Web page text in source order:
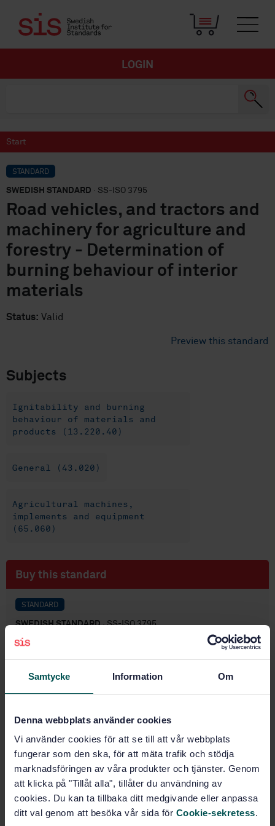
Samtycke Information Om
Denna webbplats använder cookies
Vi använder cookies för att se till att vår webbplats
fungerar som den ska, för att mäta trafik och stödja
marknadsföringen av våra produkter och tjänster. Genom
att klicka på "Tillåt alla", tillåter du användning av
cookies. Du kan ta tillbaka ditt medgivande eller anpassa
ditt val genom att besöka vår sida för Cookie-sekretess.
LOGIN
Start
STANDARD
SWEDISH STANDARD · SS-ISO 3795
Road vehicles, and tractors and
machinery for agriculture and
forestry - Determination of
burning behaviour of interior
materials
Status: Valid
Preview this standard
Subjects
Ignitability and burning
behaviour of materials and
products (13.220.40)
General (43.020)
Agricultural machines,
implements and equipment
(65.060)
Buy this standard
STANDARD
SWEDISH STANDARD· SS-ISO 3795
Road vehicles, and tractors and machinery for
agriculture and forestry - Determination of burning
Subscribe on standards - Read more
PDF
Add to cart
Show more